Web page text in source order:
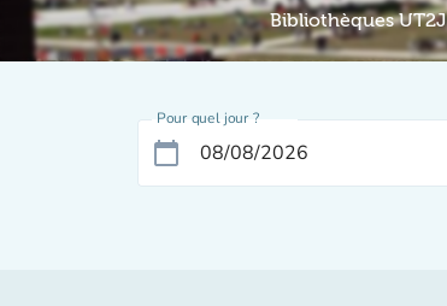
Bibliothèques UT2J
Pour quel jour ?
calendar_today